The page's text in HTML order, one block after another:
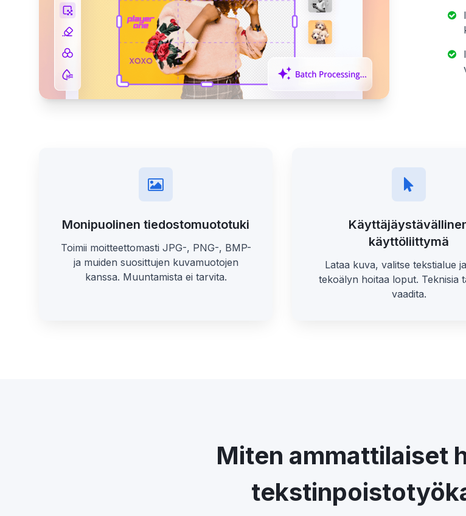
Monipuolinen tiedostomuototuki
Toimii moitteettomasti JPG-, PNG-, BMP-
ja muiden suosittujen kuvamuotojen
kanssa. Muuntamista ei tarvita.
käyttöliittymä
Lataa kuva, valitse tekstialue
tekoälyn hoitaa loput. Teknisia
vaadita.
Miten ammattilaiset